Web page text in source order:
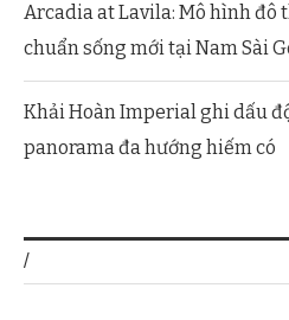
Arcadia at Lavila: Mô hình
chuẩn sống mới tại Nam Sài
Khải Hoàn Imperial ghi dấu
panorama đa hướng hiếm có
/